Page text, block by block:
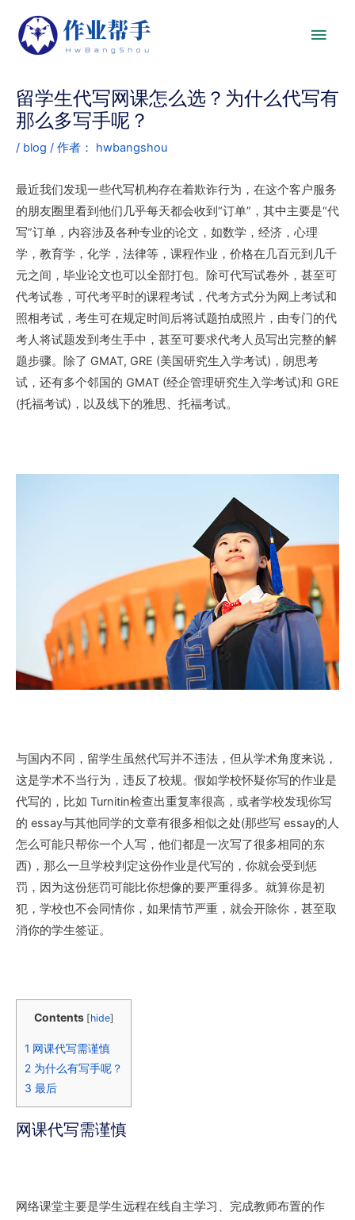
留学生代写网课怎么选？为什么代写有
那么多写手呢？
/ blog / 作者： hwbangshou
最近我们发现一些代写机构存在着欺诈行为，在这个客户服务
的朋友圈里看到他们几乎每天都会收到“订单”，其中主要是“代
写”订单，内容涉及各种专业的论文，如数学，经济，心理
学，教育学，化学，法律等，课程作业，价格在几百元到几千
元之间，毕业论文也可以全部打包。除可代写试卷外，甚至可
代考试卷，可代考平时的课程考试，代考方式分为网上考试和
照相考试，考生可在规定时间后将试题拍成照片，由专门的代
考人将试题发到考生手中，甚至可要求代考人员写出完整的解
题步骤。除了 GMAT, GRE (美国研究生入学考试)，朗思考
试，还有多个邻国的 GMAT (经企管理研究生入学考试)和 GRE
(托福考试)，以及线下的雅思、托福考试。
与国内不同，留学生虽然代写并不违法，但从学术角度来说，
这是学术不当行为，违反了校规。假如学校怀疑你写的作业是
代写的，比如 Turnitin检查出重复率很高，或者学校发现你写
的 essay与其他同学的文章有很多相似之处(那些写 essay的人
怎么可能只帮你一个人写，他们都是一次写了很多相同的东
西)，那么一旦学校判定这份作业是代写的，你就会受到惩
罚，因为这份惩罚可能比你想像的要严重得多。就算你是初
犯，学校也不会同情你，如果情节严重，就会开除你，甚至取
消你的学生签证。
Contents [hide]
1 网课代写需谨慎
2 为什么有写手呢？
3 最后
网课代写需谨慎
网络课堂主要是学生远程在线自主学习、完成教师布置的作